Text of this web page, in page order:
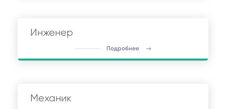
Инженер
Подробнее
Механик